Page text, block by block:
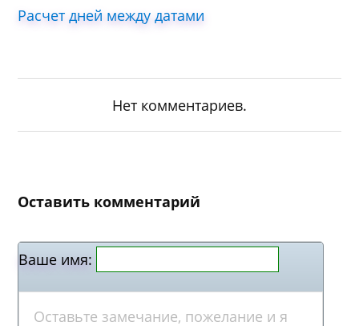
Расчет дней между датами
Нет комментариев.
Оставить комментарий
Ваше имя: